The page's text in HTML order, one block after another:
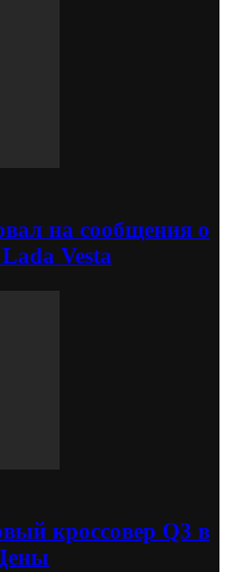
на сообщения о
Vesta
кроссовер Q3 в